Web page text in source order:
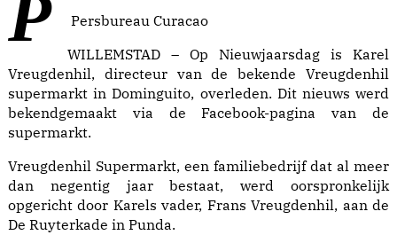
Persbureau Curacao
WILLEMSTAD – Op Nieuwjaarsdag is Karel
Vreugdenhil, directeur van de bekende Vreugdenhil
supermarkt in Dominguito, overleden. Dit nieuws werd
bekendgemaakt via de Facebook-pagina van de
supermarkt.
Vreugdenhil Supermarkt, een familiebedrijf dat al meer
dan negentig jaar bestaat, werd oorspronkelijk
opgericht door Karels vader, Frans Vreugdenhil, aan de
De Ruyterkade in Punda.